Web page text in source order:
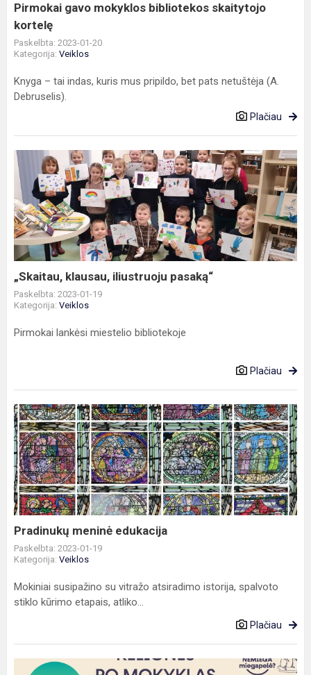
Pirmokai gavo mokyklos bibliotekos skaitytojo
kortelę
Paskelbta: 2023-01-20
Kategorija: Veiklos
Knyga – tai indas, kuris mus pripildo, bet pats netuštėja (A.
Debruselis).
Plačiau
„Skaitau,
klausau,
iliustruoju
pasaką“
„Skaitau, klausau, iliustruoju pasaką“
Paskelbta: 2023-01-19
Kategorija: Veiklos
Pirmokai lankėsi miestelio bibliotekoje
Plačiau
Pradinukų
meninė
edukacija
Pradinukų meninė edukacija
Paskelbta: 2023-01-19
Kategorija: Veiklos
Mokiniai susipažino su vitražo atsiradimo istorija, spalvoto
stiklo kūrimo etapais, atliko...
Plačiau
Interaktyvi